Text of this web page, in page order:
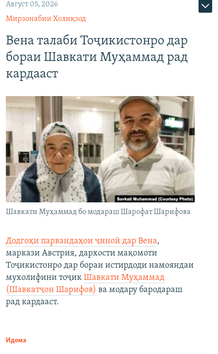
Август 05, 2026
Мирзонабии Холиқзод
Вена талаби Тоҷикистонро дар
бораи Шавкати Муҳаммад рад
кардааст
Шавкати Муҳаммад бо модараш Шарофат Шарифова
Додгоҳи парвандаҳои ҷиноӣ дар Вена,
маркази Австрия, дархости мақомоти
Тоҷикистонро дар бораи истирдоди намояндаи
мухолифини тоҷик Шавкати Муҳаммад
(Шавкатҷон Шарифов) ва модару бародараш
рад кардааст.
Идома